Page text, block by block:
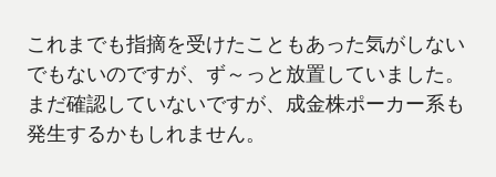
これまでも指摘を受けたこともあった気がしない
でもないのですが、ず～っと放置していました。
まだ確認していないですが、成金株ポーカー系も
発生するかもしれません。